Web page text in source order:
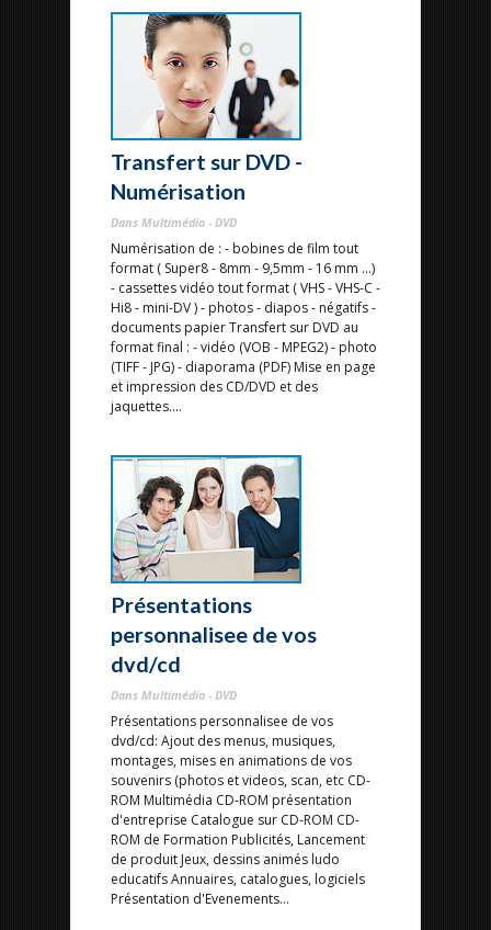
Transfert sur DVD -
Numérisation
Dans Multimédia - DVD
Numérisation de : - bobines de film tout
format ( Super8 - 8mm - 9,5mm - 16 mm ...)
- cassettes vidéo tout format ( VHS - VHS-C -
Hi8 - mini-DV ) - photos - diapos - négatifs -
documents papier Transfert sur DVD au
format final : - vidéo (VOB - MPEG2) - photo
(TIFF - JPG) - diaporama (PDF) Mise en page
et impression des CD/DVD et des
jaquettes....
Présentations
personnalisee de vos
dvd/cd
Dans Multimédia - DVD
Présentations personnalisee de vos
dvd/cd: Ajout des menus, musiques,
montages, mises en animations de vos
souvenirs (photos et videos, scan, etc CD-
ROM Multimédia CD-ROM présentation
d'entreprise Catalogue sur CD-ROM CD-
ROM de Formation Publicités, Lancement
de produit Jeux, dessins animés ludo
educatifs Annuaires, catalogues, logiciels
Présentation d'Evenements...